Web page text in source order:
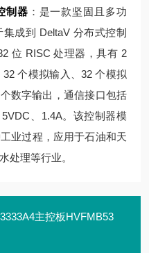
制器 ：是一款坚固且多功
成到 DeltaV 分布式控制
位 RISC 处理器，具有 2
个模拟输入、32 个模拟
数字输出，通信接口包括
、1.4A。该控制器模
业过程，应用于石油和天
处理等行业。
主控板HVFMB53